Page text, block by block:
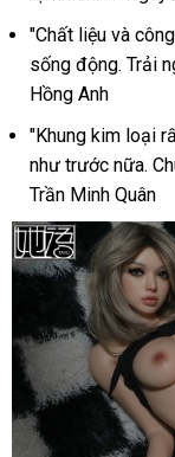
"Chất liệu và
sống động. Trải
Hồng Anh
"Khung kim loại
như trước nữa.
Trần Minh Quân